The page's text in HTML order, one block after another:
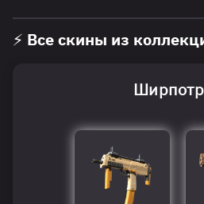
⚡ Все скины из